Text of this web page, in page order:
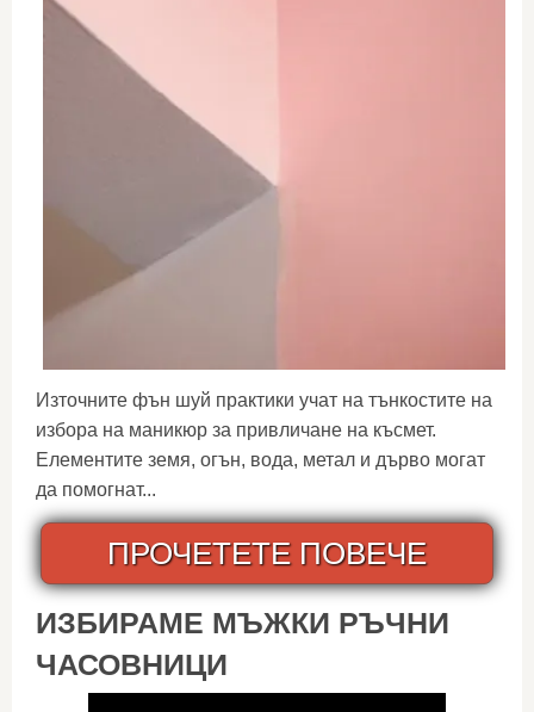
Източните фън шуй практики учат на тънкостите на
избора на маникюр за привличане на късмет.
Елементите земя, огън, вода, метал и дърво могат
да помогнат...
ПРОЧЕТЕТЕ ПОВЕЧЕ
ИЗБИРАМЕ МЪЖКИ РЪЧНИ
ЧАСОВНИЦИ